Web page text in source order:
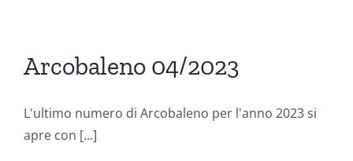
Arcobaleno 04/2023
L'ultimo numero di Arcobaleno per l'anno 2023 si
apre con [...]